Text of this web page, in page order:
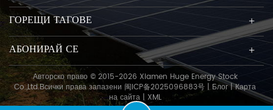
ГОРЕЩИ ТАГОВЕ
АБОНИРАЙ СЕ
Авторско право © 2015-2026 Xiamen Huge Energy Stock
Co.,Ltd.Всички права запазени 闽ICP备2025096883号 | Блог|Карта
на сайта| XML